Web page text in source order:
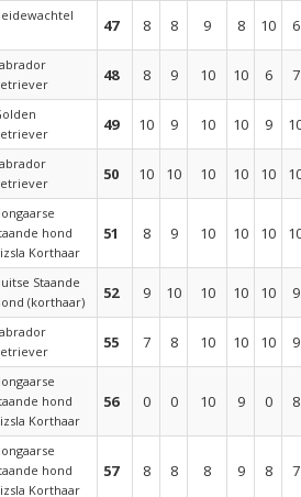
47 8 8 9 8 10
6
48 8 9 10 10 6
7
49 10 9 10 10 9
50 10 10 10 10 10
hond
Korthaar
51 8 9 10 10 10
Staande
(korthaar)
52 9 10 10 10 10
9
55 7 8 10 10 10
9
hond
Korthaar
56 0 0 10 9 0 8
hond
Korthaar
57 8 8 8 9 8 7